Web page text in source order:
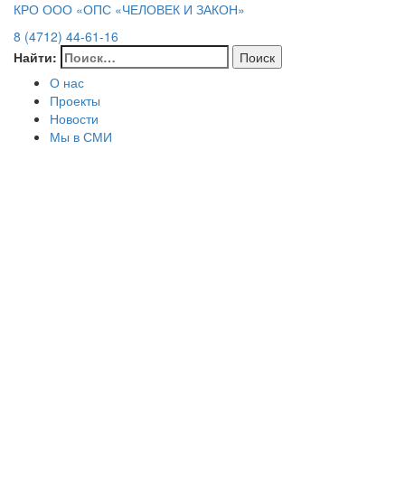
КРО ООО «ОПС «ЧЕЛОВЕК И ЗАКОН»
8 (4712) 44-61-16
Найти:
О нас
Проекты
Новости
Мы в СМИ